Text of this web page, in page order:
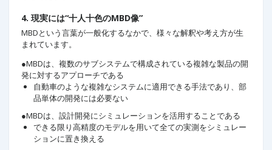
4. 現実には“十人十色のMBD像”
MBDという言葉が一般化するなかで、様々な解釈や考え方が生
まれています。
●MBDは、複数のサブシステムで構成されている複雑な製品の開
発に対するアプローチである
自動車のような複雑なシステムに適用できる手法であり、部
品単体の開発には必要ない
●MBDは、設計開発にシミュレーションを活用することである
できる限り高精度のモデルを用いて全ての実測をシミュレー
ションに置き換える